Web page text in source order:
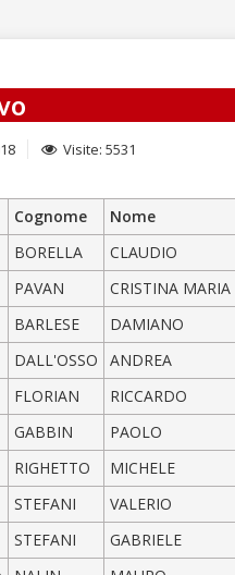
Visite: 5531
Cognome
Nome
BORELLA
CLAUDIO
PAVAN
CRISTINA MARIA
BARLESE
DAMIANO
DALL'OSSO
ANDREA
FLORIAN
RICCARDO
GABBIN
PAOLO
RIGHETTO
MICHELE
STEFANI
VALERIO
STEFANI
GABRIELE